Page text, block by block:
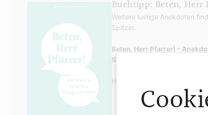
Buchtipp: Beten, Herr
Weitere lustige Anekdoten
Spitzer.
Beten, Herr Pfarrer! –
Spitzer, 176 Seiten, ISBN:
Hier geht es zur